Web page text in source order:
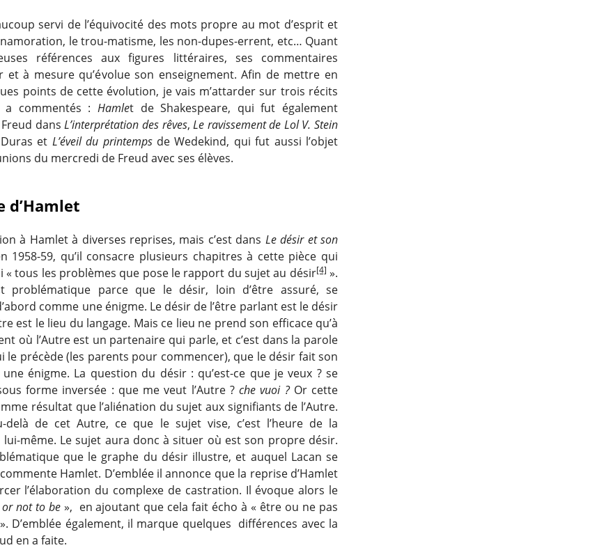
servi de l’équivocité des mots propre au mot d’esprit et
le trou-matisme, les non-dupes-errent, etc… Quant
références aux figures littéraires, ses commentaires
et à mesure qu’évolue son enseignement. Afin de mettre en
points de cette évolution, je vais m’attarder sur trois récits
a commentés : Hamlet de Shakespeare, qui fut également
dansL’interprétation des rêves,Le ravissement de Lol V. Stein
et L’éveil du printempsde Wedekind, qui fut aussi l’objet
du mercredi de Freud avec ses élèves.
d’Hamlet
à Hamlet à diverses reprises, mais c’est dans Le désir et son
1958-59, qu’il consacre plusieurs chapitres à cette pièce qui
« tous les problèmes que pose le rapport du sujet au désir[4] ».
problématique parce que le désir, loin d’être assuré, se
comme une énigme. Le désir de l’être parlant est le désir
est le lieu du langage. Mais ce lieu ne prend son efficace qu’à
où l’Autre est un partenaire qui parle, et c’est dans la parole
le précède (les parents pour commencer), que le désir fait son
énigme. La question du désir : qu’est-ce que je veux ? se
forme inversée : que me veut l’Autre ? che vuoi ?Or cette
résultat que l’aliénation du sujet aux signifiants de l’Autre.
delà de cet Autre, ce que le sujet vise, c’est l’heure de la
lui-même. Le sujet aura donc à situer où est son propre désir.
que le graphe du désir illustre, et auquel Lacan se
Hamlet. D’emblée il annonce que la reprise d’Hamlet
l’élaboration du complexe de castration. Il évoque alors le
or not to be », en ajoutant que cela fait écho à « être ou ne pas
D’emblée également, il marque quelques différences avec la
en a faite.